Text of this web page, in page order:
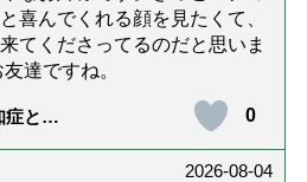
喜んでくれる顔を見たくて、
てくださってるのだと思いま
達ですね。
症と介
0
2026-08-04